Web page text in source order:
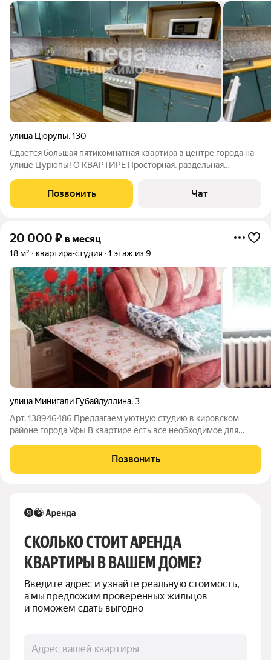
улица Цюрупы,130
Сдается большая пятикомнатная квартира в центре города на
улице Цурюпы! О КВАРТИРЕ Просторная, раздельная
ценит комфорт и пространство Косметический ремонт,
квартира в отличном состоянии
Позвонить Чат
20 000 ₽ в месяц
18 м² квартира-студия 1 этаж из 9
улица Минигали Губайдуллина,3
Арт. 138946486 Предлагаем уютную студию в кировском
районе города Уфы В квартире есть все необходимое для
Рассмотрим всех аккуратных.платежеспособных жильцов на
длительный срок Покажем в любое удобное
Позвонить
СКОЛЬКО СТОИТ АРЕНДА
КВАРТИРЫ В ВАШЕМ ДОМЕ?
Введите адрес и узнайте реальную стоимость,
а мы предложим проверенных жильцов
и поможем сдать выгодно
Адрес вашей квартиры